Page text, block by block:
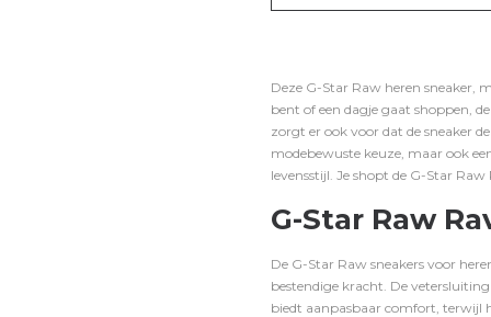
Deze G-Star Raw heren sneaker,
bent of een dagje gaat shoppen,
zorgt er ook voor dat de sneaker
modebewuste keuze, maar ook
levensstijl. Je shopt de G-Star
G-Star Raw
De G-Star Raw sneakers voor
bestendige kracht. De
biedt aanpasbaar comfort, terwijl